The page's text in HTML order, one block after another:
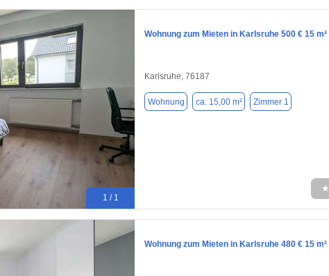
1 / 1
Wohnung zum Mieten in Karlsruhe 500 € 15 m²
Karlsruhe, 76187
Wohnung ca. 15,00 m² Zimmer 1
★
Wohnung zum Mieten in Karlsruhe 480 € 15 m²